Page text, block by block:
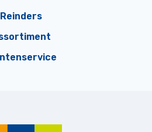
Reinders